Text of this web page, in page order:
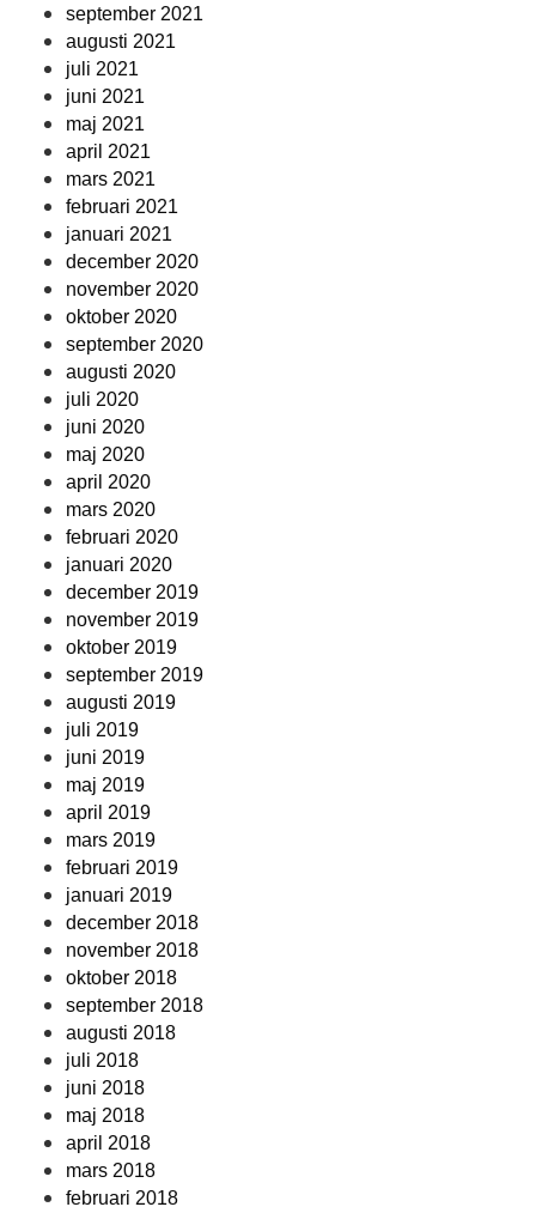
september 2021
augusti 2021
juli 2021
juni 2021
maj 2021
april 2021
mars 2021
februari 2021
januari 2021
december 2020
november 2020
oktober 2020
september 2020
augusti 2020
juli 2020
juni 2020
maj 2020
april 2020
mars 2020
februari 2020
januari 2020
december 2019
november 2019
oktober 2019
september 2019
augusti 2019
juli 2019
juni 2019
maj 2019
april 2019
mars 2019
februari 2019
januari 2019
december 2018
november 2018
oktober 2018
september 2018
augusti 2018
juli 2018
juni 2018
maj 2018
april 2018
mars 2018
februari 2018